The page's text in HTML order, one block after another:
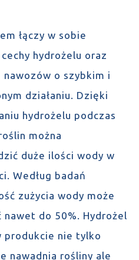
łączy w sobie
hydrożelu oraz
nawozów o szybkim i
działaniu. Dzięki
hydrożelu podczas
można
duże ilości wody w
Według badań
zużycia wody może
nawet do 50%. Hydrożel
produkcie nie tylko
nawadnia rośliny ale